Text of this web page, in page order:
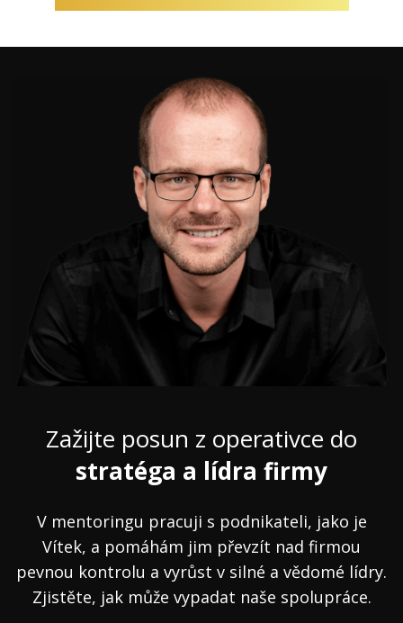
Zažijte posun z operativce do
stratéga a lídra firmy
V mentoringu pracuji s podnikateli, jako je
Vítek, a pomáhám jim převzít nad firmou
pevnou kontrolu a vyrůst v silné a vědomé lídry.
Zjistěte, jak může vypadat naše spolupráce.